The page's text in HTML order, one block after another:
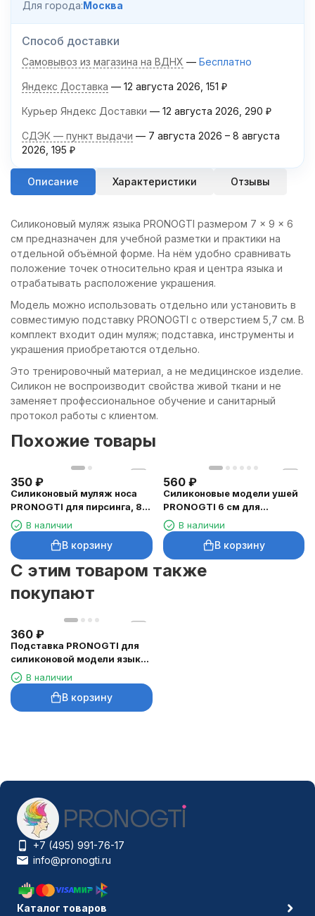
Для города:Москва
Способ доставки
Самовывоз из магазина на ВДНХ Бесплатно
Яндекс Доставка 12 августа 2026 151 ₽
Курьер Яндекс Доставки 12 августа 2026 290 ₽
СДЭК — пункт выдачи 7 августа 2026 – 8 августа
2026 195 ₽
Описание Характеристики Отзывы
Силиконовый муляж языка PRONOGTI размером 7 × 9 × 6
см предназначен для учебной разметки и практики на
отдельной объёмной форме. На нём удобно сравнивать
положение точек относительно края и центра языка и
отрабатывать расположение украшения.
Модель можно использовать отдельно или установить в
совместимую подставку PRONOGTI с отверстием 5,7 см. В
комплект входит один муляж; подставка, инструменты и
украшения приобретаются отдельно.
Это тренировочный материал, а не медицинское изделие.
Силикон не воспроизводит свойства живой ткани и не
заменяет профессиональное обучение и санитарный
протокол работы с клиентом.
Похожие товары
350 ₽
Силиконовый муляж носа
PRONOGTI для пирсинга, 8 ×
6 × 5 смВ наличии
В корзину
560 ₽
Силиконовые модели ушей
PRONOGTI 6 см для
тренировки пирсинга, 2 шт.
В наличии
В корзину
C этим товаром также
покупают
360 ₽
Подставка PRONOGTI для
силиконовой модели языка,
отверстие 5,7 см
В наличии
В корзину
+7 (495) 991-76-17
info@pronogti.ru
Каталог товаров